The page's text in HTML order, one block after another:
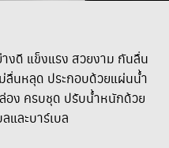
งดี แข็งแรง สวยงาม กันลื่น
นหลุด ประกอบด้วยแผ่นน้ำ
อง ครบชุด ปรับน้ำหนักด้วย
และบาร์เบล